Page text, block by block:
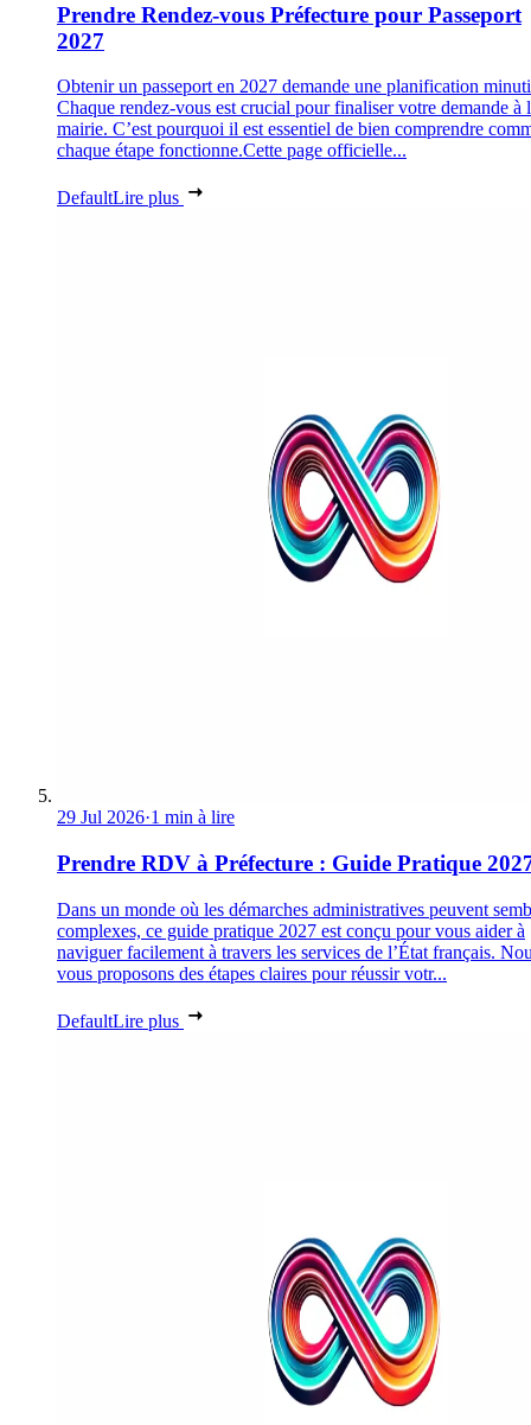
Prendre Rendez-vous Préfecture pour Passeport
2027
Obtenir un passeport en 2027 demande une planification
Chaque rendez-vous est crucial pour finaliser votre demande à
mairie. C’est pourquoi il est essentiel de bien comprendre
chaque étape fonctionne.Cette page officielle...
DefaultLire plus
29 Jul 2026·1 min à lire
Prendre RDV à Préfecture : Guide Pratique
Dans un monde où les démarches administratives peuvent
complexes, ce guide pratique 2027 est conçu pour vous aider à
naviguer facilement à travers les services de l’État français.
vous proposons des étapes claires pour réussir votr...
DefaultLire plus